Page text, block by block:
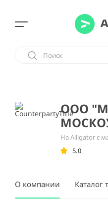
ООО
На Alligator с
5.0
О компании Каталог